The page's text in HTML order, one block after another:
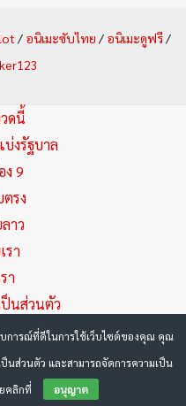
/ อนิเมะซับไทย / อนิเมะดูฟรี/
ดนี้
งรัฐบาล
9
รง
าว
รา
า
ป็นส่วนตัว
เด็ด มัดรวมเลขเด็ด แนวทาง
ผลหวยล่าสุด
การณ์ที่ดีในการใช้เว็บไซต์ของคุณ คุณ
นส่วนตัว และสามารถจัดการความเป็น
คลิกที่
อนุญาต